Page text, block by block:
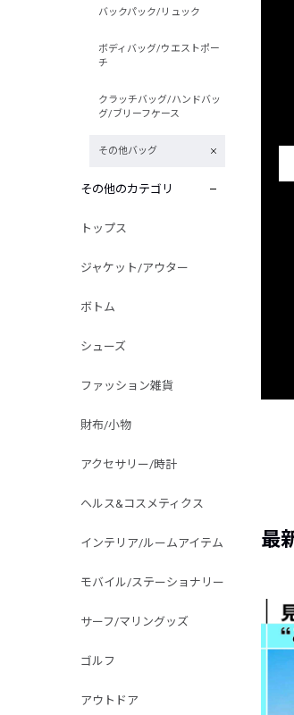
バックパック/リュック
ボディバッグ/ウエストポー
チ
クラッチバッグ/ハンドバッ
グ/ブリーフケース
その他バッグ
その他のカテゴリ
トップス
ジャケット/アウター
ボトム
シューズ
ファッション雑貨
財布/小物
アクセサリー/時計
ヘルス&コスメティクス
インテリア/ルームアイテム
モバイル/ステーショナリー
サーフ/マリングッズ
ゴルフ
アウトドア
別注限定 ピグメントダイ バックプリント サーフ
最